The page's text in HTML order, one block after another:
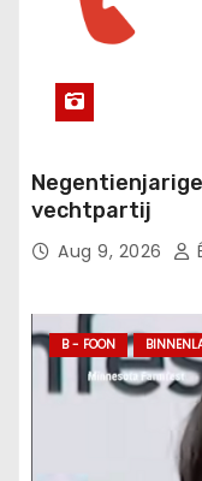
vechtpartij
Aug 9, 2026
B - FOON